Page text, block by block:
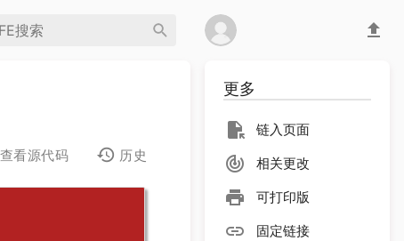
查看源代码 历史
更多
链入页面
相关更改
可打印版
固定链接